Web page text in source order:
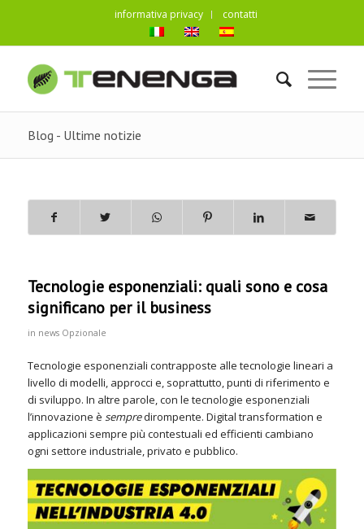
informativa privacy contatti
Blog - Ultime notizie
Tecnologie esponenziali: quali sono e cosa
significano per il business
in news Opzionale
Tecnologie esponenziali contrapposte alle tecnologie lineari a
livello di modelli, approcci e, soprattutto, punti di riferimento e
di sviluppo. In altre parole, con le tecnologie esponenziali
l’innovazione è sempredirompente. Digital transformation e
applicazioni sempre più contestuali ed efficienti cambiano
ogni settore industriale, privato e pubblico.